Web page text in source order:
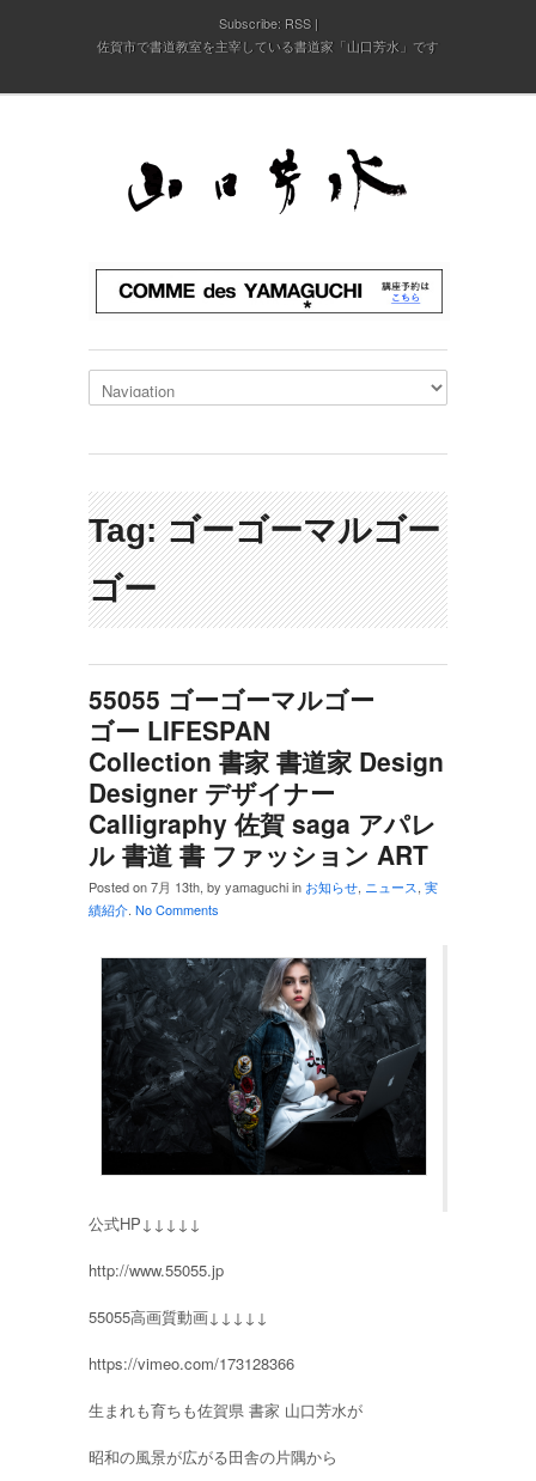
Subscribe: RSS
佐賀市で書道教室を主宰している書道家「山口芳水」です
Tag: ゴーゴーマルゴー
ゴー
55055 ゴーゴーマルゴー
ゴー LIFESPAN
Collection 書家 書道家 Design
Designer デザイナー
Calligraphy 佐賀 saga アパレ
ル 書道 書 ファッション ART
Posted on 7月 13th, by yamaguchi in お知らせ, ニュース, 実
績紹介. No Comments
公式HP↓↓↓↓↓
http://www.55055.jp
55055高画質動画↓↓↓↓↓
https://vimeo.com/173128366
生まれも育ちも佐賀県 書家 山口芳水が
昭和の風景が広がる田舎の片隅から